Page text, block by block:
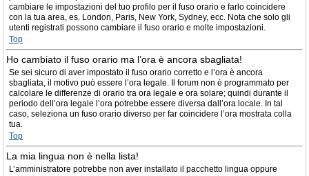
cambiare le impostazioni del tuo profilo per il fuso orario e farlo coincidere
con la tua area, es. London, Paris, New York, Sydney, ecc. Nota che solo gli
utenti registrati possono cambiare il fuso orario e molte impostazioni.
Top
Ho cambiato il fuso orario ma l’ora è ancora sbagliata!
Se sei sicuro di aver impostato il fuso orario corretto e l’ora è ancora
sbagliata, il motivo può essere l’ora legale. Il forum non è programmato per
calcolare le differenze di orario tra ora legale e ora solare; quindi durante il
periodo dell’ora legale l’ora potrebbe essere diversa dall’ora locale. In tal
caso, seleziona un fuso orario diverso per far coincidere l’ora mostrata colla
tua.
Top
La mia lingua non è nella lista!
L’amministratore potrebbe non aver installato il pacchetto lingua oppure